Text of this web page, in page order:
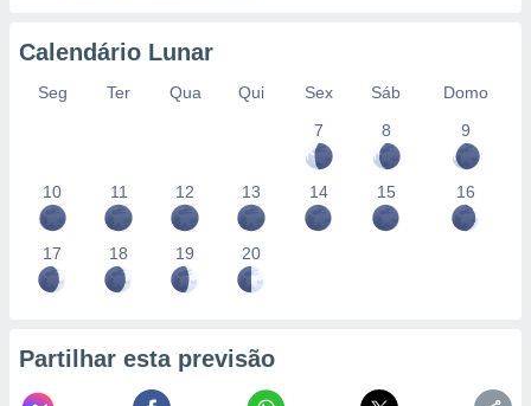
Calendário Lunar
Seg Ter Qua Qui Sex Sáb
Domo
7
8 9
10 11 12 13 14 15 16
17 18 19 20
Partilhar esta previsão